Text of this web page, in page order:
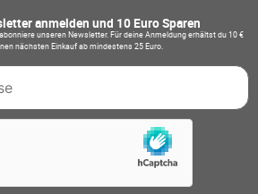
anmelden und 10 Euro Sparen
unseren Newsletter. Für deine Anmeldung erhältst du 10 €
nächsten Einkauf ab mindestens 25 Euro.